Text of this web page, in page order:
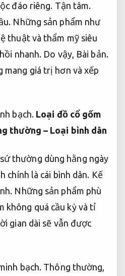
đáo riêng. Tận tâm.
Những sản phẩm như
thuật và thẩm mỹ siêu
nhanh. Do vậy, Bài bản.
mang giá trị hơn và xếp
bạch. Loại đồ cổ gốm
thường – Loại bình dân
thường dùng hằng ngày
chính là cái bình dân. Kế
Những sản phẩm phù
không quá cầu kỳ và tỉ
gian dài sẽ vẫn được
bạch. Thông thường,